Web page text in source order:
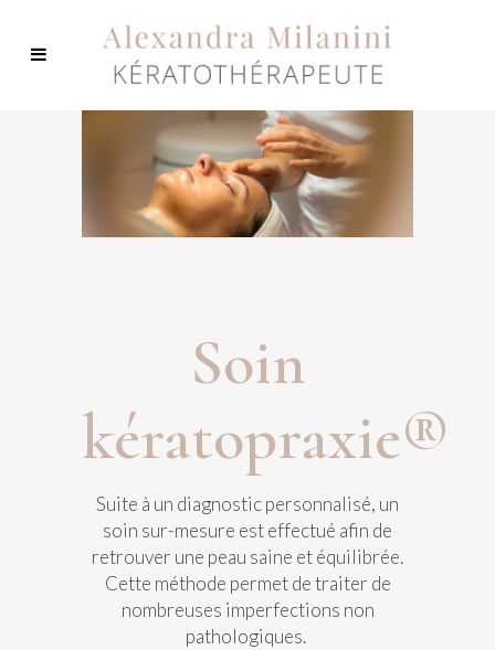
Soin
kératopraxie®
Suite à un diagnostic personnalisé, un
soin sur-mesure est effectué afin de
retrouver une peau saine et équilibrée.
Cette méthode permet de traiter de
nombreuses imperfections non
pathologiques.